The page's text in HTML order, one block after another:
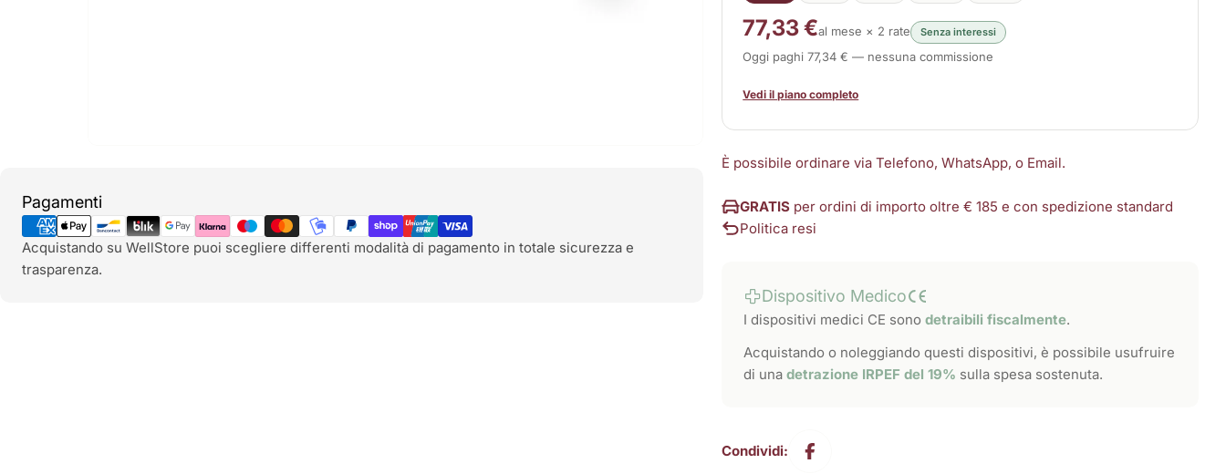
Pagamenti
Metodi
di
pagamento
Acquistando su WellStore puoi scegliere differenti modalità di pagamento in totale sicurezza e
trasparenza.
77,33 €al mese × 2 rate Senza interessi
Oggi paghi 77,34 € — nessuna commissione
Vedi il piano completo
È possibile ordinare via Telefono, WhatsApp, o Email.
GRATIS per ordini di importo oltre € 185 e con spedizione standard
Politica resi
Dispositivo Medico
I dispositivi medici CE sonodetraibili fiscalmente.
Acquistando o noleggiando questi dispositivi, è possibile usufruire
di unadetrazione IRPEF del 19% sulla spesa sostenuta.
Condividi: